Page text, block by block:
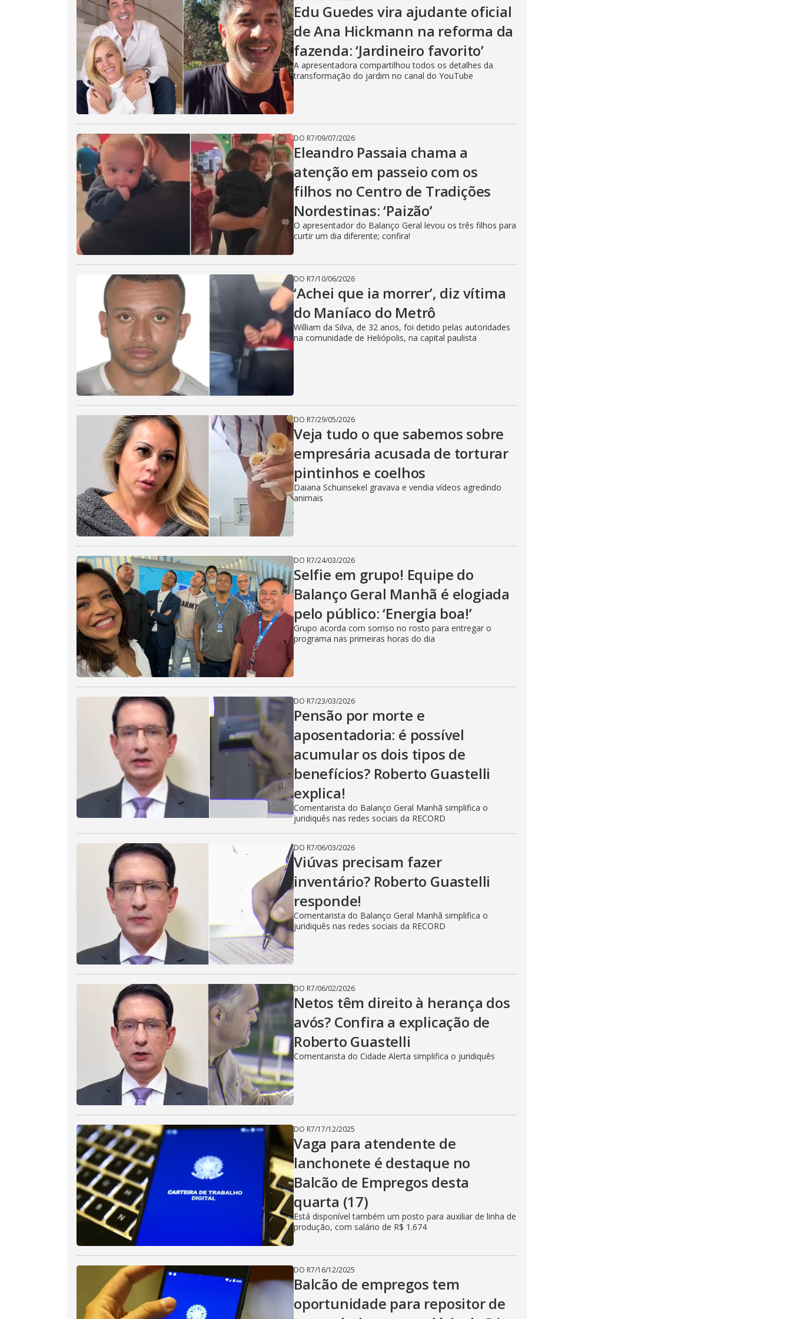
i
d
e
o
Edu Guedes vira ajudante oficial
de Ana Hickmann na reforma da
fazenda: ‘Jardineiro favorito’
A apresentadora compartilhou todos os detalhes da
transformação do jardim no canal do YouTube
DO R7/09/07/2026
Eleandro Passaia chama a
atenção em passeio com os
filhos no Centro de Tradições
Nordestinas: ‘Paizão’
O apresentador do Balanço Geral levou os três filhos para
curtir um dia diferente; confira!
DO R7/10/06/2026
‘Achei que ia morrer’, diz vítima
do Maníaco do Metrô
William da Silva, de 32 anos, foi detido pelas autoridades
na comunidade de Heliópolis, na capital paulista
DO R7/29/05/2026
Veja tudo o que sabemos sobre
empresária acusada de torturar
pintinhos e coelhos
Daiana Schuinsekel gravava e vendia vídeos agredindo
animais
DO R7/24/03/2026
Selfie em grupo! Equipe do
Balanço Geral Manhã é elogiada
pelo público: ‘Energia boa!’
Grupo acorda com sorriso no rosto para entregar o
programa nas primeiras horas do dia
DO R7/23/03/2026
Pensão por morte e
aposentadoria: é possível
acumular os dois tipos de
benefícios? Roberto Guastelli
explica!
Comentarista do Balanço Geral Manhã simplifica o
juridiquês nas redes sociais da RECORD
DO R7/06/03/2026
Viúvas precisam fazer
inventário? Roberto Guastelli
responde!
Comentarista do Balanço Geral Manhã simplifica o
juridiquês nas redes sociais da RECORD
DO R7/06/02/2026
Netos têm direito à herança dos
avós? Confira a explicação de
Roberto Guastelli
Comentarista do Cidade Alerta simplifica o juridiquês
DO R7/17/12/2025
Vaga para atendente de
lanchonete é destaque no
Balcão de Empregos desta
quarta (17)
Está disponível também um posto para auxiliar de linha de
produção, com salário de R$ 1.674
DO R7/16/12/2025
Balcão de empregos tem
oportunidade para repositor de